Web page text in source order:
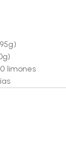
limones